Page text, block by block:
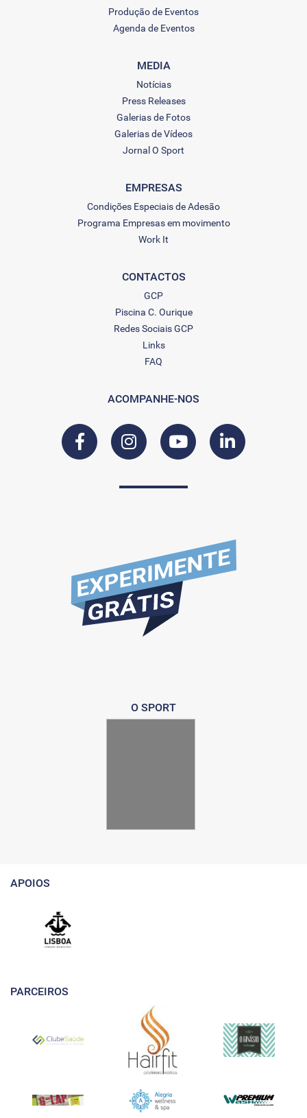
Produção de Eventos
Agenda de Eventos
MEDIA
Notícias
Press Releases
Galerias de Fotos
Galerias de Vídeos
Jornal O Sport
EMPRESAS
Condições Especiais de Adesão
Programa Empresas em movimento
Work It
CONTACTOS
GCP
Piscina C. Ourique
Redes Sociais GCP
Links
FAQ
ACOMPANHE-NOS
O SPORT
APOIOS
PARCEIROS